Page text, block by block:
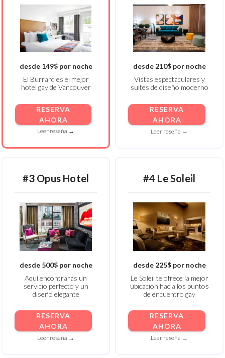
desde 149$ por noche
El Burrard es el mejor
hotel gay de Vancouver
RESERVA
AHORA
Leer reseña →
desde 210$ por noche
Vistas espectaculares y
suites de diseño moderno
RESERVA
AHORA
Leer reseña →
#3 Opus Hotel
desde 500$ por noche
Aquí encontrarás un
servicio perfecto y un
diseño elegante
RESERVA
AHORA
Leer reseña →
#4 Le Soleil
desde 225$ por noche
Le Soleil te ofrece la mejor
ubicación hacia los puntos
de encuentro gay
RESERVA
AHORA
Leer reseña →